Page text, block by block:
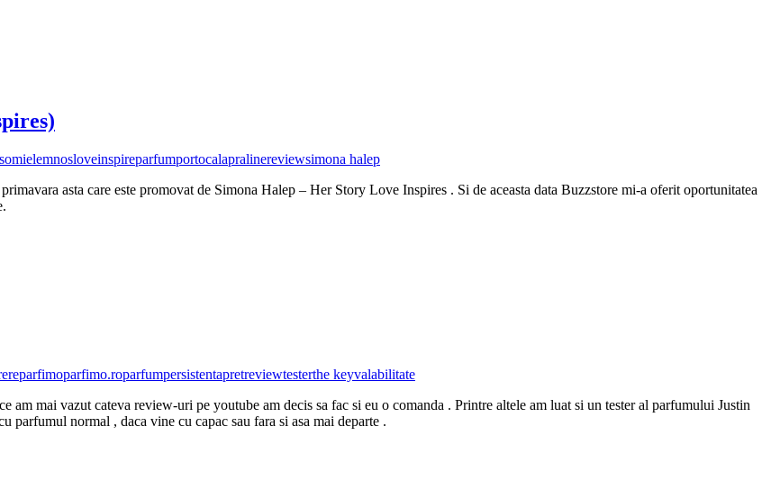
lemnosloveinspireparfumportocalapralinereviewsimona halep
asta care este promovat de Simona Halep – Her Story Love Inspires . Si de aceasta data Buzzstore mi-a oferit oportunitatea
parfimoparfimo.roparfumpersistentapretreviewtesterthe keyvalabilitate
am mai vazut cateva review-uri pe youtube am decis sa fac si eu o comanda . Printre altele am luat si un tester al parfumului Justin
parfumul normal , daca vine cu capac sau fara si asa mai departe .